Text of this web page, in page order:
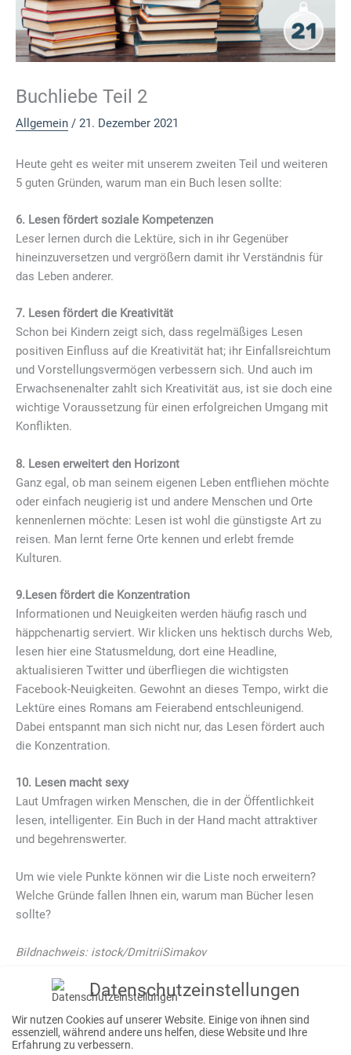
Buchliebe Teil 2
Allgemein / 21. Dezember 2021
Heute geht es weiter mit unserem zweiten Teil und weiteren
5 guten Gründen, warum man ein Buch lesen sollte:
6. Lesen fördert soziale Kompetenzen
Leser lernen durch die Lektüre, sich in ihr Gegenüber
hineinzuversetzen und vergrößern damit ihr Verständnis für
das Leben anderer.
7. Lesen fördert die Kreativität
Schon bei Kindern zeigt sich, dass regelmäßiges Lesen
positiven Einfluss auf die Kreativität hat; ihr Einfallsreichtum
und Vorstellungsvermögen verbessern sich. Und auch im
Erwachsenenalter zahlt sich Kreativität aus, ist sie doch eine
wichtige Voraussetzung für einen erfolgreichen Umgang mit
Konflikten.
8. Lesen erweitert den Horizont
Ganz egal, ob man seinem eigenen Leben entfliehen möchte
oder einfach neugierig ist und andere Menschen und Orte
kennenlernen möchte: Lesen ist wohl die günstigste Art zu
reisen. Man lernt ferne Orte kennen und erlebt fremde
Kulturen.
9.Lesen fördert die Konzentration
Informationen und Neuigkeiten werden häufig rasch und
häppchenartig serviert. Wir klicken uns hektisch durchs Web,
lesen hier eine Statusmeldung, dort eine Headline,
aktualisieren Twitter und überfliegen die wichtigsten
Facebook-Neuigkeiten. Gewohnt an dieses Tempo, wirkt die
Lektüre eines Romans am Feierabend entschleunigend.
Dabei entspannt man sich nicht nur, das Lesen fördert auch
die Konzentration.
10. Lesen macht sexy
Laut Umfragen wirken Menschen, die in der Öffentlichkeit
lesen, intelligenter. Ein Buch in der Hand macht attraktiver
und begehrenswerter.
Um wie viele Punkte können wir die Liste noch erweitern?
Welche Gründe fallen Ihnen ein, warum man Bücher lesen
sollte?
Bildnachweis: istock/DmitriiSimakov
warum-man-buecher-lesen-sollte
←Vorheriger Beitrag
Datenschutzeinstellungen
Wir nutzen Cookies auf unserer Website. Einige von ihnen sind
essenziell, während andere uns helfen, diese Website und Ihre
Erfahrung zu verbessern.